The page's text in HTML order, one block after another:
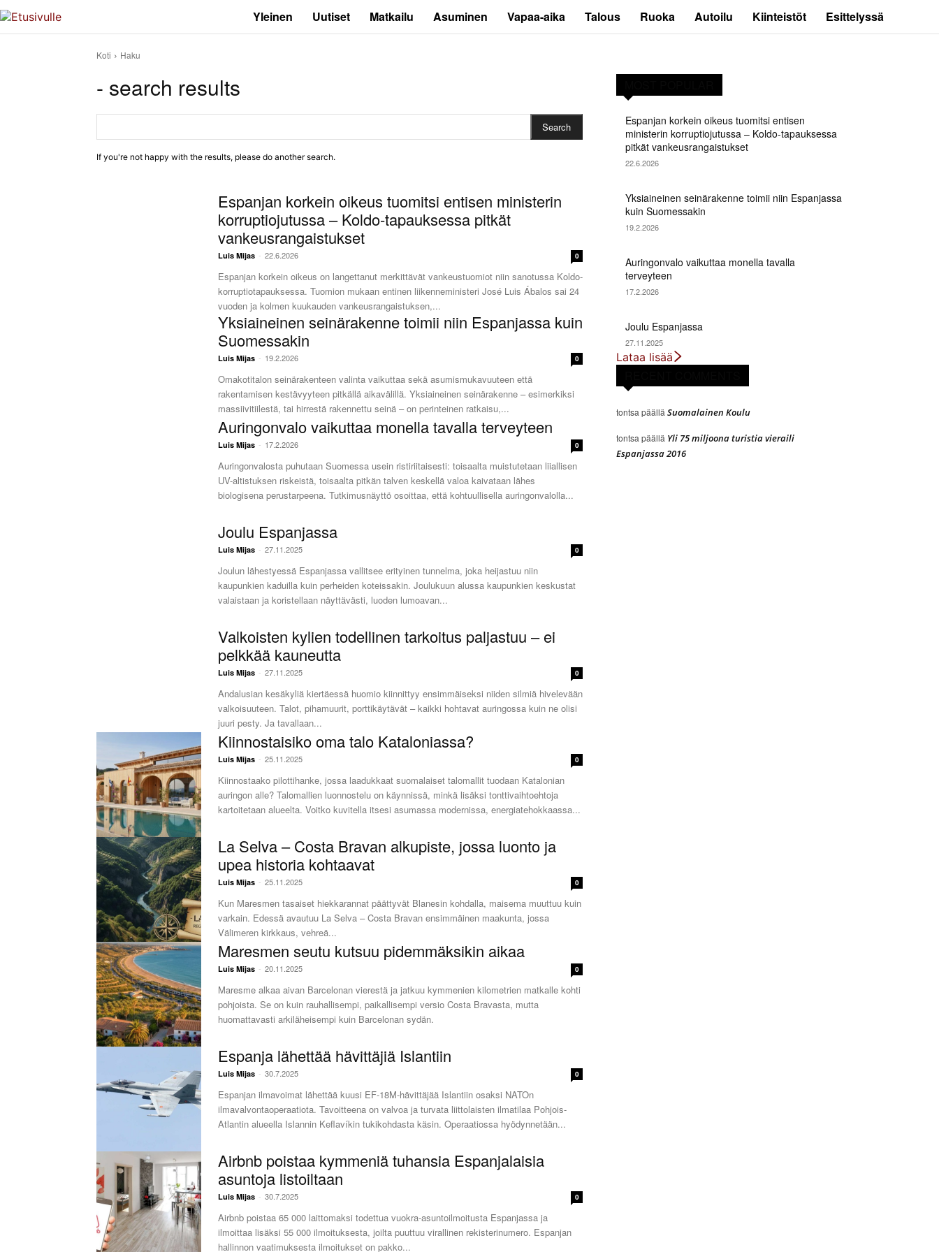
Yleinen Uutiset Matkailu Asuminen Vapaa-aika Talous Ruoka Autoilu Kiinteistöt Esittelyssä
Koti Haku
- search results
Search
If you're not happy with the results, please do another search.
Espanjan korkein oikeus tuomitsi entisen ministerin
korruptiojutussa – Koldo-tapauksessa pitkät
vankeusrangaistukset
Luis Mijas - 22.6.2026 0
Espanjan korkein oikeus on langettanut merkittävät vankeustuomiot niin sanotussa Koldo-
korruptiotapauksessa. Tuomion mukaan entinen liikenneministeri José Luis Ábalos sai 24
vuoden ja kolmen kuukauden vankeusrangaistuksen,...
Yksiaineinen seinärakenne toimii niin Espanjassa kuin
Suomessakin
Luis Mijas - 19.2.2026 0
Omakotitalon seinärakenteen valinta vaikuttaa sekä asumismukavuuteen että
rakentamisen kestävyyteen pitkällä aikavälillä. Yksiaineinen seinärakenne – esimerkiksi
massiivitiilestä, tai hirrestä rakennettu seinä – on perinteinen ratkaisu,...
Auringonvalo vaikuttaa monella tavalla terveyteen
Luis Mijas - 17.2.2026 0
Auringonvalosta puhutaan Suomessa usein ristiriitaisesti: toisaalta muistutetaan liiallisen
UV-altistuksen riskeistä, toisaalta pitkän talven keskellä valoa kaivataan lähes
biologisena perustarpeena. Tutkimusnäyttö osoittaa, että kohtuullisella auringonvalolla...
Joulu Espanjassa
Luis Mijas - 27.11.2025 0
Joulun lähestyessä Espanjassa vallitsee erityinen tunnelma, joka heijastuu niin
kaupunkien kaduilla kuin perheiden koteissakin. Joulukuun alussa kaupunkien keskustat
valaistaan ja koristellaan näyttävästi, luoden lumoavan...
Valkoisten kylien todellinen tarkoitus paljastuu – ei
pelkkää kauneutta
Luis Mijas - 27.11.2025 0
Andalusian kesäkyliä kiertäessä huomio kiinnittyy ensimmäiseksi niiden silmiä hivelevään
valkoisuuteen. Talot, pihamuurit, porttikäytävät – kaikki hohtavat auringossa kuin ne olisi
juuri pesty. Ja tavallaan...
Kiinnostaisiko oma talo Kataloniassa?
Luis Mijas - 25.11.2025 0
Kiinnostaako pilottihanke, jossa laadukkaat suomalaiset talomallit tuodaan Katalonian
auringon alle? Talomallien luonnostelu on käynnissä, minkä lisäksi tonttivaihtoehtoja
kartoitetaan alueelta. Voitko kuvitella itsesi asumassa modernissa, energiatehokkaassa...
La Selva – Costa Bravan alkupiste, jossa luonto ja
upea historia kohtaavat
Luis Mijas - 25.11.2025 0
Kun Maresmen tasaiset hiekkarannat päättyvät Blanesin kohdalla, maisema muuttuu kuin
varkain. Edessä avautuu La Selva – Costa Bravan ensimmäinen maakunta, jossa
Välimeren kirkkaus, vehreä...
Maresmen seutu kutsuu pidemmäksikin aikaa
Luis Mijas - 20.11.2025 0
Maresme alkaa aivan Barcelonan vierestä ja jatkuu kymmenien kilometrien matkalle kohti
pohjoista. Se on kuin rauhallisempi, paikallisempi versio Costa Bravasta, mutta
huomattavasti arkiläheisempi kuin Barcelonan sydän.
Espanja lähettää hävittäjiä Islantiin
Luis Mijas - 30.7.2025 0
Espanjan ilmavoimat lähettää kuusi EF-18M-hävittäjää Islantiin osaksi NATOn
ilmavalvontaoperaatiota. Tavoitteena on valvoa ja turvata liittolaisten ilmatilaa Pohjois-
Atlantin alueella Islannin Keflavíkin tukikohdasta käsin. Operaatiossa hyödynnetään...
Airbnb poistaa kymmeniä tuhansia Espanjalaisia
asuntoja listoiltaan
Luis Mijas - 30.7.2025 0
Airbnb poistaa 65 000 laittomaksi todettua vuokra-asuntoilmoitusta Espanjassa ja
ilmoittaa lisäksi 55 000 ilmoituksesta, joilta puuttuu virallinen rekisterinumero. Espanjan
hallinnon vaatimuksesta ilmoitukset on pakko...
Espanjan korkein oikeus tuomitsi entisen
ministerin korruptiojutussa – Koldo-tapauksessa
pitkät vankeusrangaistukset
22.6.2026
Yksiaineinen seinärakenne toimii niin Espanjassa
kuin Suomessakin
19.2.2026
Auringonvalo vaikuttaa monella tavalla
terveyteen
17.2.2026
Joulu Espanjassa
27.11.2025
Lataa lisää
tontsa päällä Suomalainen Koulu
tontsa päällä Yli 75 miljoona turistia vieraili
Espanjassa 2016